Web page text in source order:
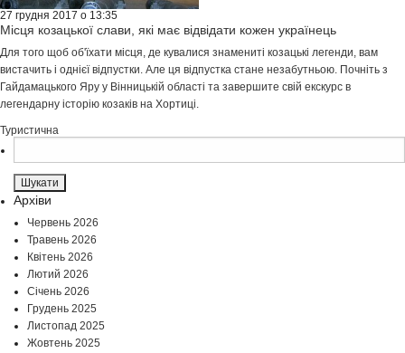
27 грудня 2017 о 13:35
Місця козацької слави, які має відвідати кожен українець
Для того щоб об'їхати місця, де кувалися знамениті козацькі легенди, вам
вистачить і однієї відпустки. Але ця відпустка стане незабутньою. Почніть з
Гайдамацького Яру у Вінницькій області та завершите свій екскурс в
легендарну історію козаків на Хортиці.
Туристична
Архіви
Червень 2026
Травень 2026
Квітень 2026
Лютий 2026
Січень 2026
Грудень 2025
Листопад 2025
Жовтень 2025